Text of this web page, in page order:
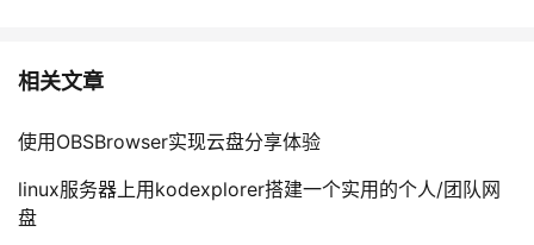
相关文章
使用OBSBrowser实现云盘分享体验
linux服务器上用kodexplorer搭建一个实用的个人/团队网
盘